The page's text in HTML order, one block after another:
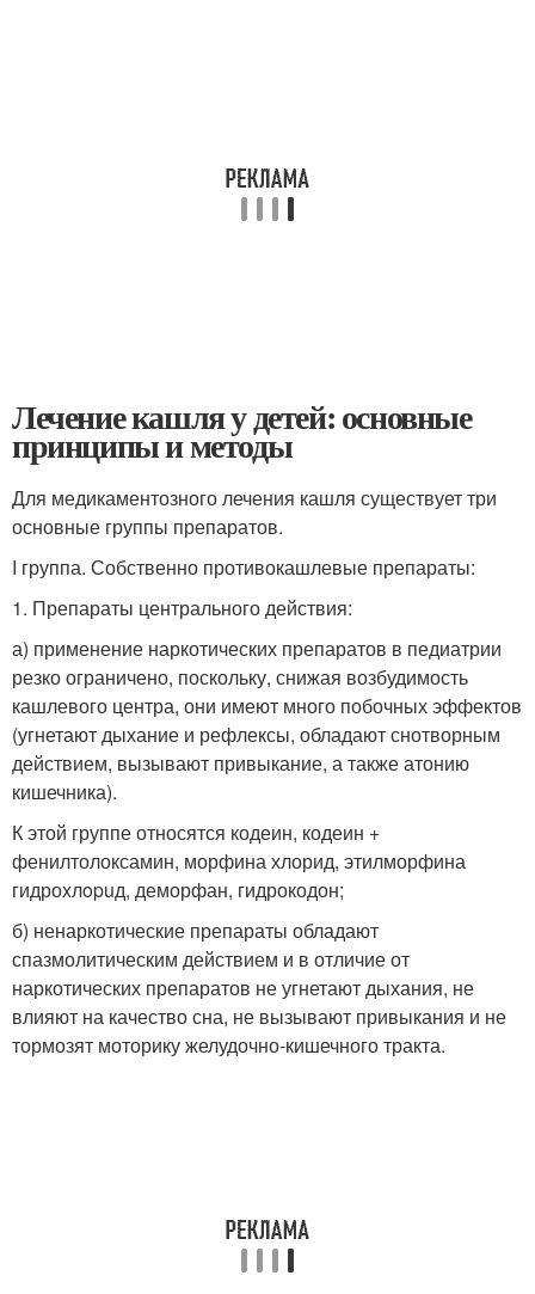
Лечение кашля у детей: основные
принципы и методы
Для медикаментозного лечения кашля существует три
основные группы препаратов.
I группа. Собственно противокашлевые препараты:
1. Препараты центрального действия:
а) применение наркотических препаратов в педиатрии
резко ограничено, поскольку, снижая возбудимость
кашлевого центра, они имеют много побочных эффектов
(угнетают дыхание и рефлексы, обладают снотворным
действием, вызывают привыкание, а также атонию
кишечника).
К этой группе относятся кодеин, кодеин +
фенилтолоксамин, морфина хлорид, этилморфина
гидроxлopuд, деморфан, гидрокодон;
б) ненаркотические препараты обладают
спазмолитическим действием и в отличие от
наркотических препаратов не угнетают дыхания, не
влияют на качество сна, не вызывают привыкания и не
тормозят моторику желудочно-кишечного тракта.